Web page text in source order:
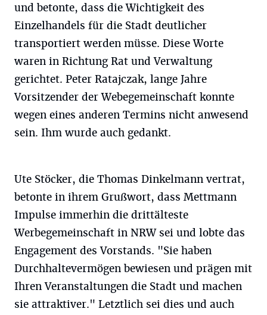
und betonte, dass die Wichtigkeit des
Einzelhandels für die Stadt deutlicher
transportiert werden müsse. Diese Worte
waren in Richtung Rat und Verwaltung
gerichtet. Peter Ratajczak, lange Jahre
Vorsitzender der Webegemeinschaft konnte
wegen eines anderen Termins nicht anwesend
sein. Ihm wurde auch gedankt.
Ute Stöcker, die Thomas Dinkelmann vertrat,
betonte in ihrem Grußwort, dass Mettmann
Impulse immerhin die drittälteste
Werbegemeinschaft in NRW sei und lobte das
Engagement des Vorstands. "Sie haben
Durchhaltevermögen bewiesen und prägen mit
Ihren Veranstaltungen die Stadt und machen
sie attraktiver." Letztlich sei dies und auch